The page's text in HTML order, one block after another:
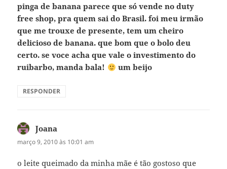
pinga de banana parece que só vende no duty
free shop, pra quem sai do Brasil. foi meu irmão
que me trouxe de presente, tem um cheiro
delicioso de banana. que bom que o bolo deu
certo. se voce acha que vale o investimento do
ruibarbo, manda bala!
um beijo
RESPONDER
Joana
março 9, 2010 às 10:01 am
o leite queimado da minha mãe é tão gostoso que